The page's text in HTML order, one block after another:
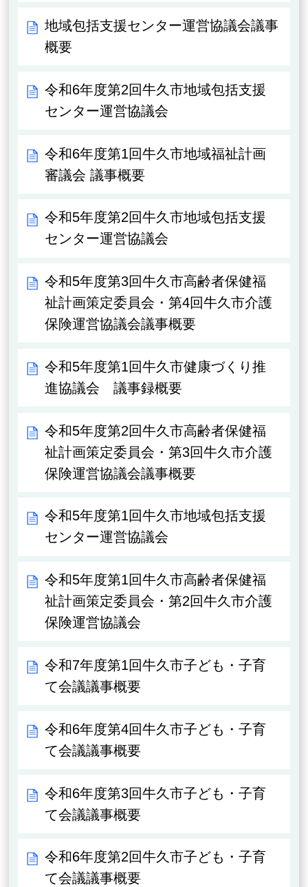
地域包括支援センター運営協議会議事
概要
令和6年度第2回牛久市地域包括支援
センター運営協議会
令和6年度第1回牛久市地域福祉計画
審議会 議事概要
令和5年度第2回牛久市地域包括支援
センター運営協議会
令和5年度第3回牛久市高齢者保健福
祉計画策定委員会・第4回牛久市介護
保険運営協議会議事概要
令和5年度第1回牛久市健康づくり推
進協議会 議事録概要
令和5年度第2回牛久市高齢者保健福
祉計画策定委員会・第3回牛久市介護
保険運営協議会議事概要
令和5年度第1回牛久市地域包括支援
センター運営協議会
令和5年度第1回牛久市高齢者保健福
祉計画策定委員会・第2回牛久市介護
保険運営協議会
令和7年度第1回牛久市子ども・子育
て会議議事概要
令和6年度第4回牛久市子ども・子育
て会議議事概要
令和6年度第3回牛久市子ども・子育
て会議議事概要
令和6年度第2回牛久市子ども・子育
て会議議事概要